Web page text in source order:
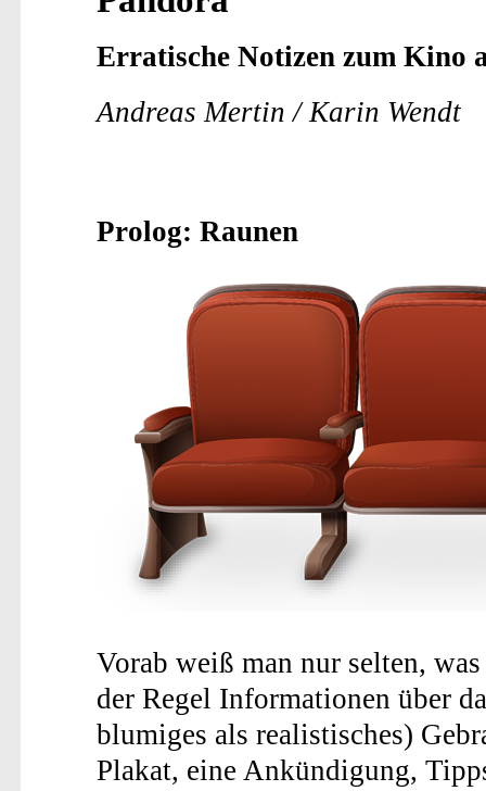
Erratische Notizen zum Kino
Andreas Mertin / Karin Wendt
Prolog: Raunen
Vorab weiß man nur selten,
der Regel Informationen über
blumiges als realistisches)
Plakat, eine Ankündigung,